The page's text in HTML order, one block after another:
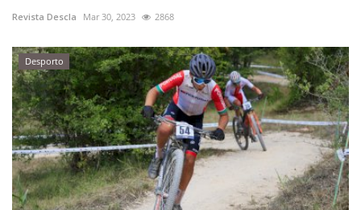
Revista Descla Mar 30, 2023 2868
Desporto